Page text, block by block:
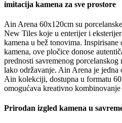
imitacija kamena za sve prostore
Ain Arena 60x120cm su
New Tiles koje u enterijer i
kamena u bež tonovima.
kamena, ove pločice donose
prednosti savremenog
lako održavanje. Ain Arena je
Ain kolekciji, dostupna u formatu
omogućava kreativno
Prirodan izgled kamena u